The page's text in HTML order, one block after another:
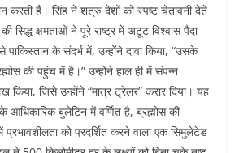
करती है। सिंह ने शत्रु देशों को स्पष्ट चेतावनी देते
सिद्ध क्षमताओं ने पूरे राष्ट्र में अटूट विश्वास पैदा
के संदर्भ में, उन्होंने दावा किया, “उसके
की पहुंच में है।” उन्होंने हाल ही में संपन्न
किया, जिसे उन्होंने “मात्र ट्रेलर” करार दिया। यह
बुलेटिन में वर्णित है, ब्रह्मोस की
प्रभावशीलता को प्रदर्शित करने वाला एक सिमुलेटेड